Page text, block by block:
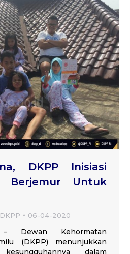
DKPP Inisiasi
Berjemur Untuk
06-04-2020
Dewan Kehormatan
(DKPP) menunjukkan
dalam